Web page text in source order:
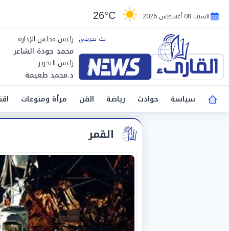
السبت 08 أغسطس 2026 26°C
رئيس مجلس الإدارة
محمد جودة الشاعر
رئيس التحرير
د.محمد طعيمة
سياسة
حوادث رياضة الفن مرأة ومنوعات
القمر